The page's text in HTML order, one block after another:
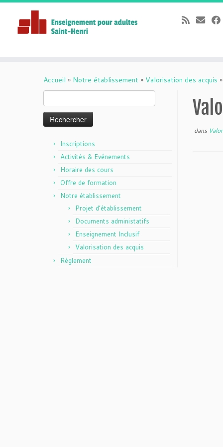
Accueil » Notre établissement » Valorisation des acquis »
Inscriptions
Activités & Evénements
Horaire des cours
Offre de formation
Notre établissement
Projet d’établissement
Documents administatifs
Enseignement Inclusif
Valorisation des acquis
Règlement
dans